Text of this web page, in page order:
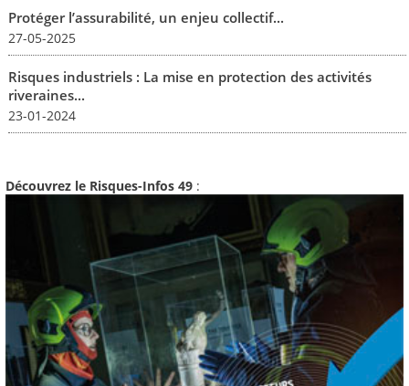
Protéger l’assurabilité, un enjeu collectif...
27-05-2025
Risques industriels : La mise en protection des activités
riveraines...
23-01-2024
Découvrez le Risques-Infos 49 :